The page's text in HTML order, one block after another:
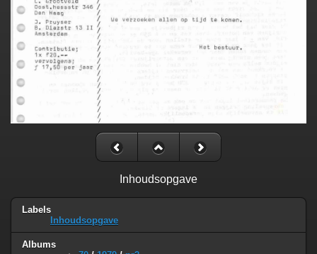
Inhoudsopgave
Labels
Inhoudsopgave
Albums